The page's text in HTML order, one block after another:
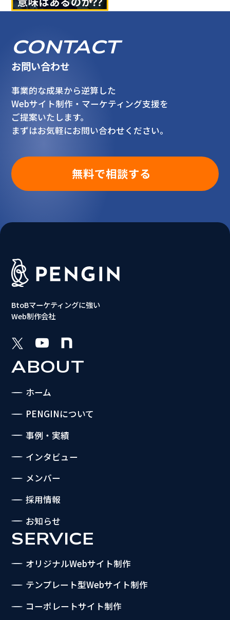
CONTACT
お問い合わせ
事業的な成果から逆算した
Webサイト制作・マーケティング支援を
ご提案いたします。
まずはお気軽にお問い合わせください。
無料で相談する
BtoBマーケティングに強い
Web制作会社
ABOUT
ホーム
PENGINについて
事例・実績
インタビュー
メンバー
採用情報
お知らせ
SERVICE
オリジナルWebサイト制作
テンプレート型Webサイト制作
コーポレートサイト制作